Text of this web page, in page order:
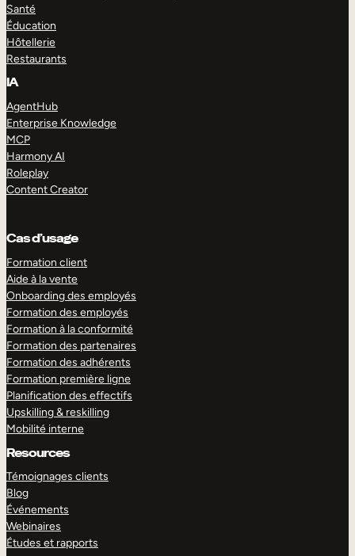
Santé
Éducation
Hôtellerie
Restaurants
IA
AgentHub
Enterprise Knowledge
MCP
Harmony AI
Roleplay
Content Creator
Cas d’usage
Formation client
Aide à la vente
Onboarding des employés
Formation des employés
Formation à la conformité
Formation des partenaires
Formation des adhérents
Formation première ligne
Planification des effectifs
Upskilling & reskilling
Mobilité interne
Resources
Témoignages clients
Blog
Événements
Webinaires
Études et rapports